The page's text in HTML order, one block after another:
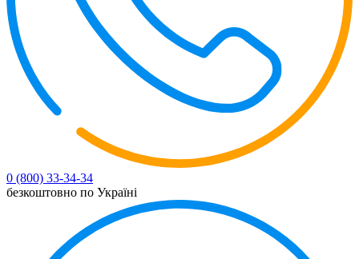
0 (800) 33-34-34
безкоштовно по Україні